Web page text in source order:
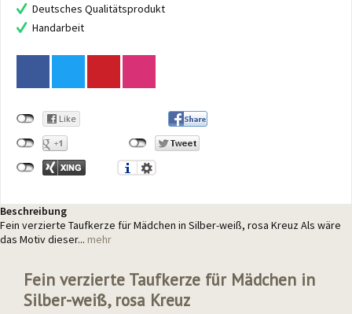
Deutsches Qualitätsprodukt
Handarbeit
Beschreibung
Fein verzierte Taufkerze für Mädchen in Silber-weiß, rosa Kreuz Als wäre
das Motiv dieser... mehr
Fein verzierte Taufkerze für Mädchen in
Silber-weiß, rosa Kreuz